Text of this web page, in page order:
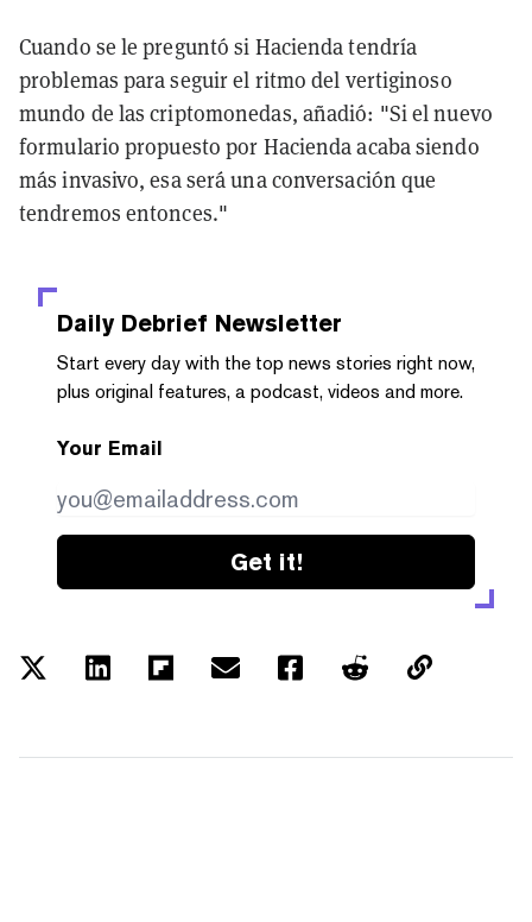
Cuando se le preguntó si Hacienda tendría
problemas para seguir el ritmo del vertiginoso
mundo de las criptomonedas, añadió: "Si el nuevo
formulario propuesto por Hacienda acaba siendo
más invasivo, esa será una conversación que
tendremos entonces."
Daily Debrief Newsletter
Start every day with the top news stories right now,
plus original features, a podcast, videos and more.
Your Email
Get it!